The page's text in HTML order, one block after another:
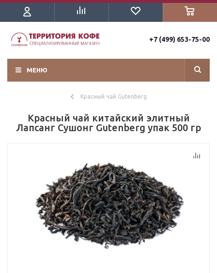
+7 (499) 653-75-00
МЕНЮ
Красный чай Gutenberg
Красный чай китайский элитный
Лапсанг Сушонг Gutenberg упак 500 гр